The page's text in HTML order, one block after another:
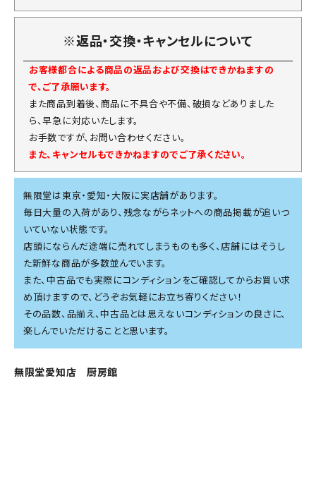
※返品・交換・キャンセルについて
お客様都合による商品の返品および交換はできかねますの
で、ご了承願います。
また商品到着後、商品に不具合や不備、破損などありました
ら、早急に対応いたします。
お手数ですが、お問い合わせください。
また、キャンセルもできかねますのでご了承ください。
無限堂は東京・愛知・大阪に実店舗があります。
毎日大量の入荷があり、残念ながらネットへの商品掲載が追いつ
いていない状態です。
店頭にならんだ途端に売れてしまうものも多く、店舗にはそうし
た新鮮な商品が多数並んでいます。
また、中古品でも実際にコンディションをご確認してからお買い求
め頂けますので、どうぞお気軽にお立ち寄りください！
その品数、品揃え、中古品とは思えないコンディションの良さに、
楽しんでいただけることと思います。
無限堂愛知店 厨房館